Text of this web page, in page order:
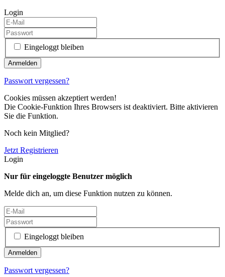
Login
Eingeloggt bleiben
Passwort vergessen?
Cookies müssen akzeptiert werden!
Die Cookie-Funktion Ihres Browsers ist deaktiviert. Bitte aktivieren
Sie die Funktion.
Noch kein Mitglied?
Jetzt Registrieren
Login
Nur für eingeloggte Benutzer möglich
Melde dich an, um diese Funktion nutzen zu können.
Eingeloggt bleiben
Passwort vergessen?